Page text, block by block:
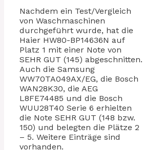
Nachdem ein Test/Vergleich
von Waschmaschinen
durchgeführt wurde, hat die
Haier HW80-BP14636N auf
Platz 1 mit einer Note von
SEHR GUT (145) abgeschnitten.
Auch die Samsung
WW70TA049AX/EG, die Bosch
WAN28K30, die AEG
L8FE74485 und die Bosch
WUU28T40 Serie 6 erhielten
die Note SEHR GUT (148 bzw.
150) und belegten die Plätze 2
– 5. Weitere Einträge sind
vorhanden.